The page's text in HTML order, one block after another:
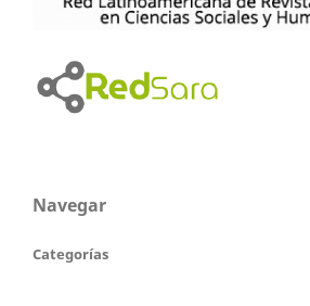
Navegar
Categorías